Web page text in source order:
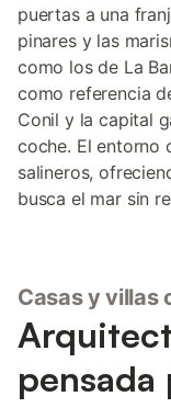
puertas a una
pinares y las
como los de La
como referencia
Conil y la capital
coche. El entorno
salineros,
busca el mar sin
Casas y villas
pensada